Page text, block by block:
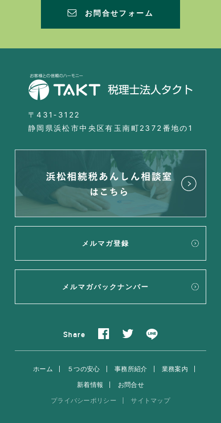
お問合せフォーム
〒431-3122
静岡県浜松市中央区有玉南町2372番地の1
メルマガ登録
メルマガバックナンバー
Share
ホーム ５つの安心 事務所紹介
業務案内
新着情報
お問合せ
プライバシーポリシー
サイトマップ